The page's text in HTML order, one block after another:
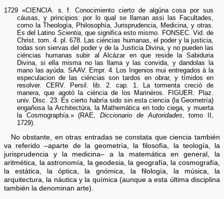
1729 «CIENCIA. s. f. Conocimiento cierto de algúna cosa por sus
cáusas, y principios: por lo qual se llaman assi las Facultades,
como la Theología, Philosophía, Jurisprudencia, Medicina, y otras.
Es del Latino Scientia, que significa esto mismo. FONSEC. Vid. de
Christ. tom. 4. pl. 678. Las ciéncias humanas, el poder y la justicia,
todas son siervas del poder y de la Justicia Divina, y no pueden las
ciéncias humanas subir al Alcázar en que reside la Sabiduria
Divina, si ella misma no las llama y las convida, y dandolas la
mano las ayúda. SAAV. Empr. 4. Los Ingenios mui entregados à la
especulacion de las ciéncias son tardos en obrar, y tímidos en
resolver. CERV. Persil. lib. 2. cap. 1. La tormenta creció de
manera, que agotó la ciéncia de los Marinéros. FIGUER. Plaz.
univ. Disc. 23. Es cierto habría sido sin esta ciencia (la Geometría)
engañosa la Architectúra, la Mathemática en todo ciega, y muerta
la Cosmographía.» (RAE,Diccionario de Autoridades , tomo II,
1729).
No obstante, en otras entradas se constata que ciencia también
va referido –aparte de la geometría, la filosofía, la teología, la
jurisprudencia y la medicina– a la matemática en general, la
aritmética, la astronomía, la geodesia, la geografía, la cosmografía,
la estática, la óptica, la gnómica, la filología, la música, la
arquitectura, la náutica y la química (aunque a esta última disciplina
también la denominan arte).